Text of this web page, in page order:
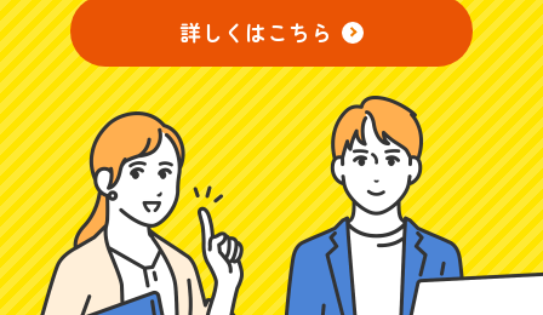
詳しくはこちら